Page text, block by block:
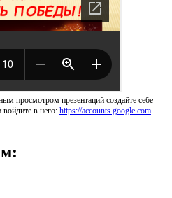
просмотром презентаций создайте себе
войдите в него: https://accounts.google.com